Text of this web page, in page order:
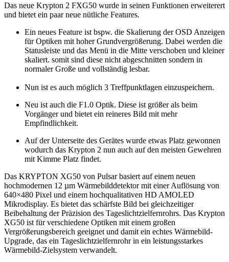
Das neue Krypton 2 FXG50 wurde in seinen Funktionen erweiterert
und bietet ein paar neue nütliche Features.
Ein neues Feature ist bspw. die Skalierung der OSD Anzeigen
für Optiken mit hoher Grundvergrößerung. Dabei werden die
Statusleiste und das Menü in die Mitte verschoben und kleiner
skaliert. somit sind diese nicht abgeschnitten sondern in
normaler Große und vollständig lesbar.
Nun ist es auch möglich 3 Treffpunktlagen einzuspeichern.
Neu ist auch die F1.0 Optik. Diese ist größer als beim
Vorgänger und bietet ein reineres Bild mit mehr
Empfindlichkeit.
Auf der Unterseite des Gerätes wurde etwas Platz gewonnen
wodurch das Krypton 2 nun auch auf den meisten Gewehren
mit Kimme Platz findet.
Das KRYPTON XG50 von Pulsar basiert auf einem neuen
hochmodernen 12 µm Wärmebilddetektor mit einer Auflösung von
640×480 Pixel und einem hochqualitativen HD AMOLED
Mikrodisplay. Es bietet das schärfste Bild bei gleichzeitiger
Beibehaltung der Präzision des Tageslichtzielfernrohrs. Das Krypton
XG50 ist für verschiedene Optiken mit einem großen
Vergrößerungsbereich geeignet und damit ein echtes Wärmebild-
Upgrade, das ein Tageslichtzielfernrohr in ein leistungsstarkes
Wärmebild-Zielsystem verwandelt.